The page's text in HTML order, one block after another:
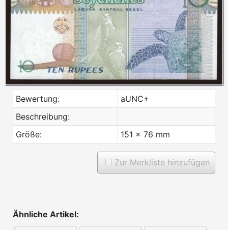
Bewertung:
aUNC+
Beschreibung:
Größe:
151 x 76 mm
Zur Merkliste hinzufügen
Ähnliche Artikel: